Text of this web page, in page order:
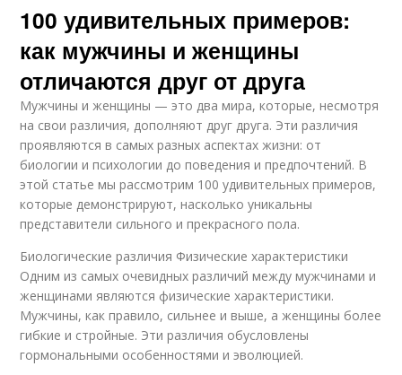
100 удивительных примеров:
как мужчины и женщины
отличаются друг от друга
Мужчины и женщины — это два мира, которые, несмотря
на свои различия, дополняют друг друга. Эти различия
проявляются в самых разных аспектах жизни: от
биологии и психологии до поведения и предпочтений. В
этой статье мы рассмотрим 100 удивительных примеров,
которые демонстрируют, насколько уникальны
представители сильного и прекрасного пола.
Биологические различия Физические характеристики
Одним из самых очевидных различий между мужчинами и
женщинами являются физические характеристики.
Мужчины, как правило, сильнее и выше, а женщины более
гибкие и стройные. Эти различия обусловлены
гормональными особенностями и эволюцией.